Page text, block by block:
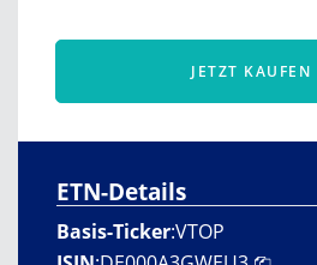
JETZT KAUFEN
ETN-Details
Basis-Ticker:VTOP